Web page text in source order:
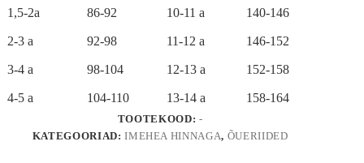
1,5-2a 86-92 10-11 a 140-146
2-3 a 92-98 11-12 a 146-152
3-4 a 98-104 12-13 a 152-158
4-5 a 104-110 13-14 a 158-164
TOOTEKOOD: -
KATEGOORIAD:IMEHEA HINNAGA, ÕUERIIDED